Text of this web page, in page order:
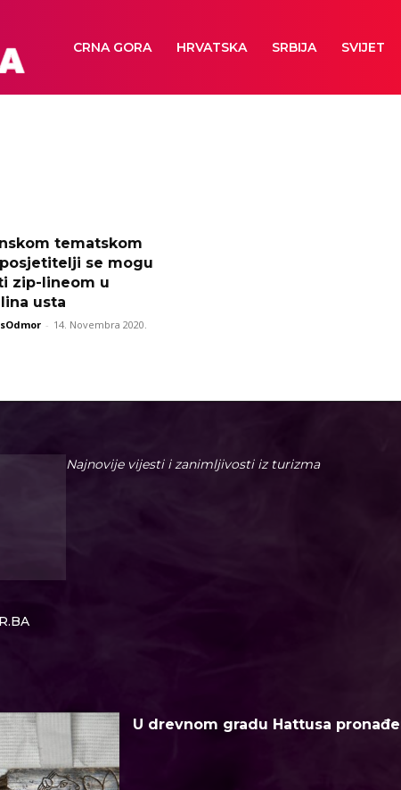
CRNA GORA HRVATSKA SRBIJA SVIJET
tematskom
se mogu
zip-lineom u
usta
- 14. Novembra 2020.
Najnovije vijesti i zanimljivosti iz turizma
U drevnom gradu Hattusa